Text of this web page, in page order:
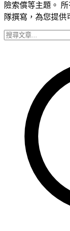
險索償等主題。
隊撰寫，為您提供